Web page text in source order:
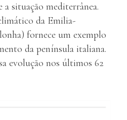
situação mediterrânea.
da Emilia-
fornece um exemplo
da península italiana.
evolução nos últimos 62